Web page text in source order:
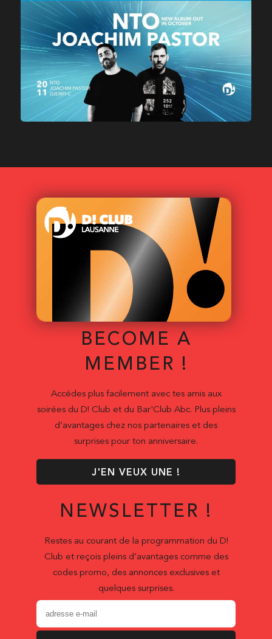
NTO
(FR)
JOACHIM PASTOR
(FR)
DJERRY C
BECOME A
MEMBER !
Accédes plus facilement avec tes amis aux
soirées du D! Club et du Bar'Club Abc. Plus pleins
d’avantages chez nos partenaires et des
surprises pour ton anniversaire.
J'EN VEUX UNE !
NEWSLETTER !
Restes au courant de la programmation du D!
Club et reçois pleins d’avantages comme des
codes promo, des annonces exclusives et
quelques surprises.